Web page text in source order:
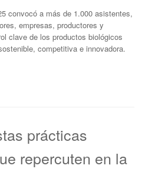
convocó a más de 1.000 asistentes,
empresas, productores y
clave de los productos biológicos
competitiva e innovadora.
prácticas
repercuten en la